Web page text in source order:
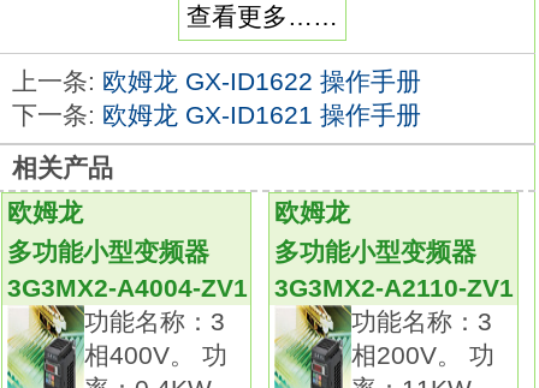
额定电压：三相 AC380～480V 50/60Hz。
重量：约21kg欧姆龙3G3MX2-A4075-Z手册。
在变频器中搭载了可以发挥与伺服同样的静态
力矩的带PG矢量控制功能，
DeviceNet通信使应用领域更加广泛
A4075-Z
将高功能规格集中在小巧之中。
搭载了有PG矢量控制。
3G3RV的后续机种。
CV/VT选择功能。
丰富的在线自动调整功能（自学习功能）。
查看更多……
上一条: 欧姆龙 GX-ID1622 操作手册
下一条: 欧姆龙 GX-ID1621 操作手册
相关产品
欧姆龙
多功能小型变频器
3G3MX2-A4004-ZV1
功能名称：3
相400V。 功
欧姆龙
多功能小型变频器
3G3MX2-A2110-ZV1
功能名称：3
相200V。 功